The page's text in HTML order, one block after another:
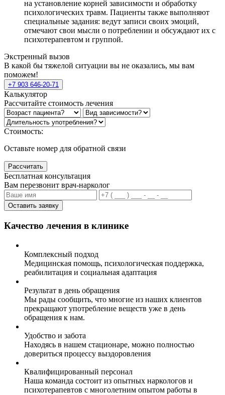
на установление корней зависимости и обработку
психологических травм. Пациенты также выполняют
специальные задания: ведут записи своих эмоций,
отмечают свои мысли о потреблении и обсуждают их с
психотерапевтом и группой.
Экстренный вызов
В какой бы тяжелой ситуации вы не оказались, мы вам
поможем!
+7 903 646-20-71
Калькулятор
Рассчитайте стоимость лечения
Стоимость:
Оставьте номер для обратной связи
Рассчитать
Бесплатная консультация
Вам перезвонит врач-нарколог
Оставить заявку
Качество лечения в клинике
Комплексный подход
Медицинская помощь, психологическая поддержка,
реабилитация и социальная адаптация
Результат в день обращения
Мы рады сообщить, что многие из наших клиентов
прекращают употребление веществ уже в день
обращения к нам.
Удобство и забота
Находясь в нашем стационаре, можно полностью
довериться процессу выздоровления
Квалифицированный персонал
Наша команда состоит из опытных наркологов и
психотерапевтов с многолетним опытом работы в